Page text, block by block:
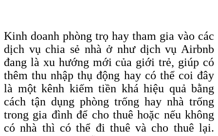
Kinh doanh phòng trọ hay tham gia vào các
dịch vụ chia sẻ nhà ở như dịch vụ Airbnb
đang là xu hướng mới của giới trẻ, giúp có
thêm thu nhập thụ động hay có thể coi đây
là một kênh kiếm tiền khá hiệu quả bằng
cách tận dụng phòng trống hay nhà trống
trong gia đình để cho thuê hoặc nếu không
có nhà thì có thể đi thuê và cho thuê lại.